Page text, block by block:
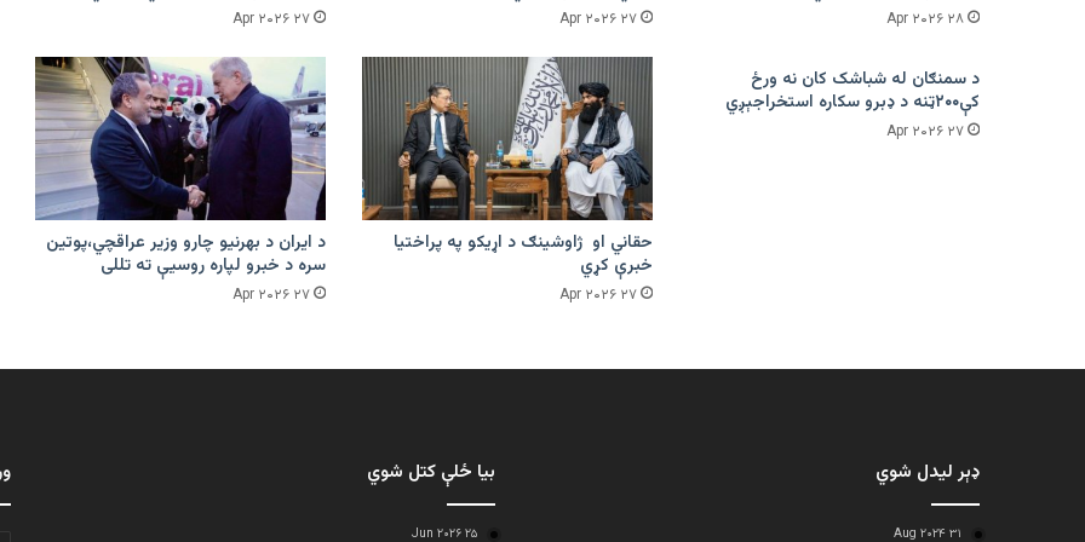
۲۸ Apr ۲۰۲۶ ۲۷ Apr ۲۰۲۶ ۲۷ Apr ۲۰۲۶
د سمنګان له شباشک کان نه ورځ
کې۲۰۰ټنه د ډبرو سکاره استخراجېږي
۲۷ Apr ۲۰۲۶
حقاني او ژاوشینګ د اړیکو په پراختیا
خبرې کړي
۲۷ Apr ۲۰۲۶
د ایران د بهرنیو چارو وزیر عراقچي،پوتین
سره د خبرو لپاره روسیې ته تللی
۲۷ Apr ۲۰۲۶
ډېر لیدل شوي
۳۱ Aug ۲۰۲۴
بیا ځلې کتل شوي
۲۵ Jun ۲۰۲۶